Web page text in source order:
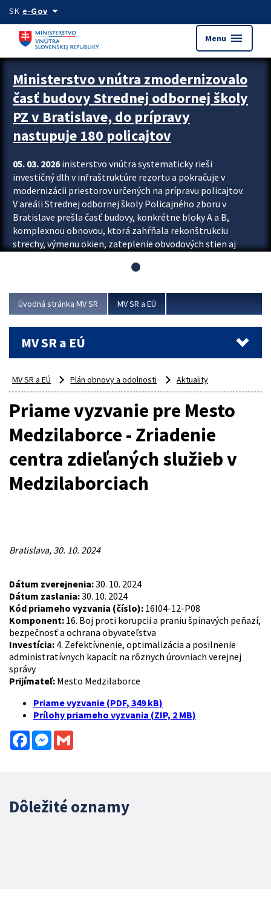
Preskocit na hlavný obsah
SK e-Govarrow_drop_down
Menu menu
Ministerstvo vnútra zmodernizovalo
časť budovy Strednej odbornej školy
PZ v Bratislave, do prípravy
nastupuje 180 policajtov
05. 03. 2026inisterstvo vnútra systematicky rieši
investičný dlh v infraštruktúre rezortu a pokračuje v
modernizácii priestorov určených na prípravu policajtov.
V areáli Strednej odbornej školy Policajného zboru v
Bratislave prešla časť budovy, konkrétne bloky A a B,
komplexnou obnovou, ktorá zahŕňala rekonštrukciu
strechy, výmenu okien, zateplenie obvodových stien aj
aj interiéru, kde vznikli nové učebne a moderné
Viac
Úvodná stránka MV SR MV SR a EÚ
MV SR a EÚ
MV SR a EÚ Plán obnovy a odolnosti Aktuality
Priame vyzvanie pre Mesto
Medzilaborce - Zriadenie
centra zdieľaných služieb v
Medzilaborciach
Bratislava, 30. 10. 2024
Dátum zverejnenia:30. 10. 2024
Dátum zaslania:30. 10. 2024
Kód priameho vyzvania (číslo): 16I04-12-P08
Komponent: 16. Boj proti korupcii a praniu špinavých peňazí,
bezpečnosť a ochrana obyvateľstva
Investícia: 4. Zefektívnenie, optimalizácia a posilnenie
administratívnych kapacít na rôznych úrovniach verejnej
správy
Prijímateľ: Mesto Medzilaborce
Priame vyzvanie (PDF, 349 kB)
Prílohy priameho vyzvania (ZIP, 2 MB)
FacebookMessenger
Dôležité oznamy